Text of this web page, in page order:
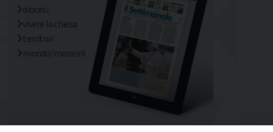
diocesi
vivere la chiesa
territori
mondo/missioni